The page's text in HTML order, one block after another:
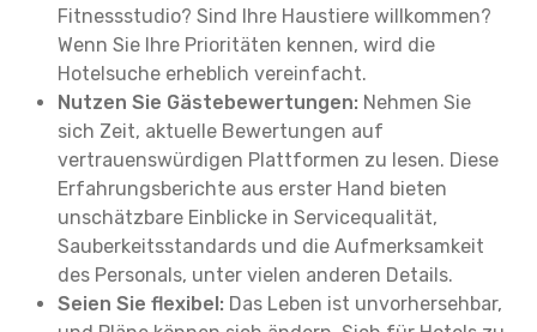
Fitnessstudio? Sind Ihre Haustiere willkommen?
Wenn Sie Ihre Prioritäten kennen, wird die
Hotelsuche erheblich vereinfacht.
Nutzen Sie Gästebewertungen: Nehmen Sie
sich Zeit, aktuelle Bewertungen auf
vertrauenswürdigen Plattformen zu lesen. Diese
Erfahrungsberichte aus erster Hand bieten
unschätzbare Einblicke in Servicequalität,
Sauberkeitsstandards und die Aufmerksamkeit
des Personals, unter vielen anderen Details.
Seien Sie flexibel: Das Leben ist unvorhersehbar,